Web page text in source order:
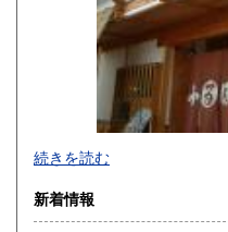
続きを読む
新着情報